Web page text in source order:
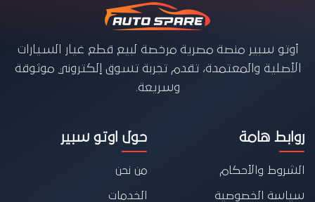
أوتو سبير منصة مصرية مرخصة لبيع قطع غيار السيارات
الأصلية والمعتمدة، تقدم تجربة تسوق إلكتروني موثوقة
وسريعة.
روابط هامة
الشروط والأحكام
سياسة الخصوصية
حول اوتو سبير
من نحن
الخدمات